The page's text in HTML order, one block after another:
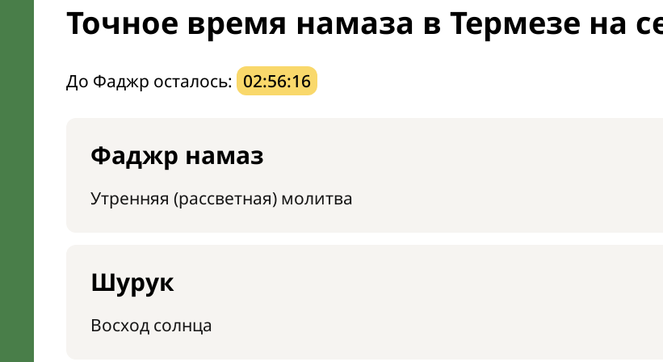
Точное время намаза в Термезе на
До Фаджр осталось: 02:56:15
Фаджр намаз
Утренняя (рассветная) молитва
Шурук
Восход солнца